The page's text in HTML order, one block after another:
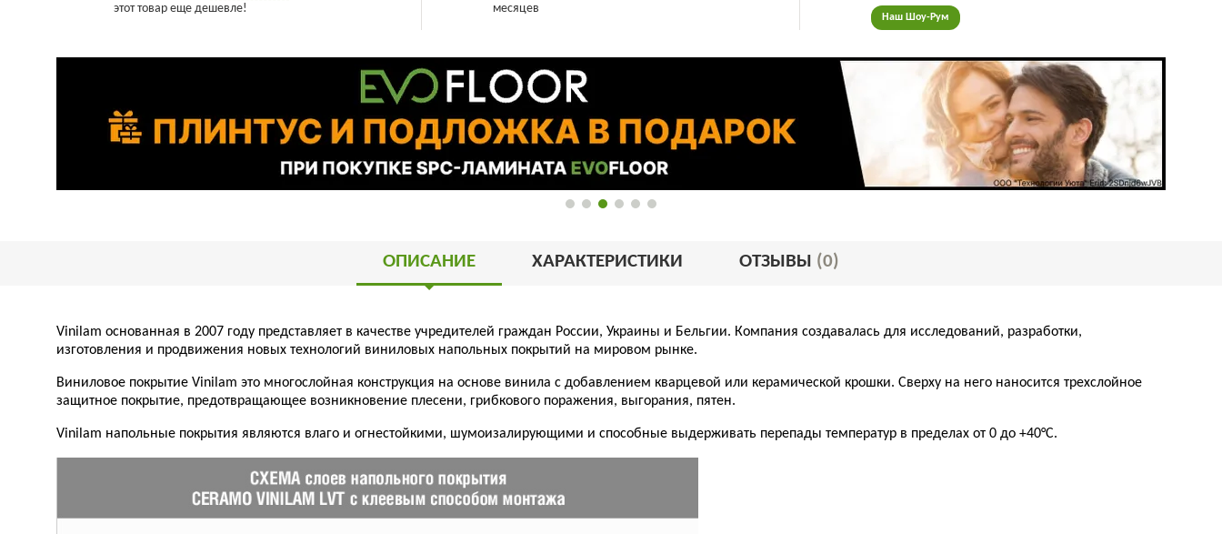
этот товар еще дешевле!
месяцев
Наш Шоу-Рум
ОПИСАНИЕ ХАРАКТЕРИСТИКИ ОТЗЫВЫ (0)
Vinilam основанная в 2007 году представляет в качестве учредителей граждан России, Украины и Бельгии. Компания создавалась для исследований, разработки,
изготовления и продвижения новых технологий виниловых напольных покрытий на мировом рынке.
Виниловое покрытие Vinilam это многослойная конструкция на основе винила с добавлением кварцевой или керамической крошки. Сверху на него наносится трехслойное
защитное покрытие, предотвращающее возникновение плесени, грибкового поражения, выгорания, пятен.
Vinilam напольные покрытия являются влаго и огнестойкими, шумоизалирующими и способные выдерживать перепады температур в пределах от 0 до +40°С.